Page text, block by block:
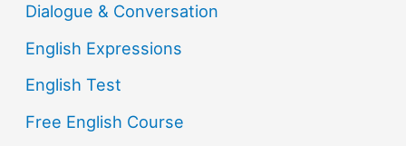
Dialogue & Conversation
English Expressions
English Test
Free English Course